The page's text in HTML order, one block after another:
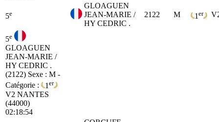
5e
GLOAGUEN
JEAN-MARIE /
HY CEDRIC .
2122 M 1 er
5e
GLOAGUEN
JEAN-MARIE /
HY CEDRIC .
(2122) Sexe : M -
Catégorie :
1 er
V2 NANTES
(44000)
02:18:54